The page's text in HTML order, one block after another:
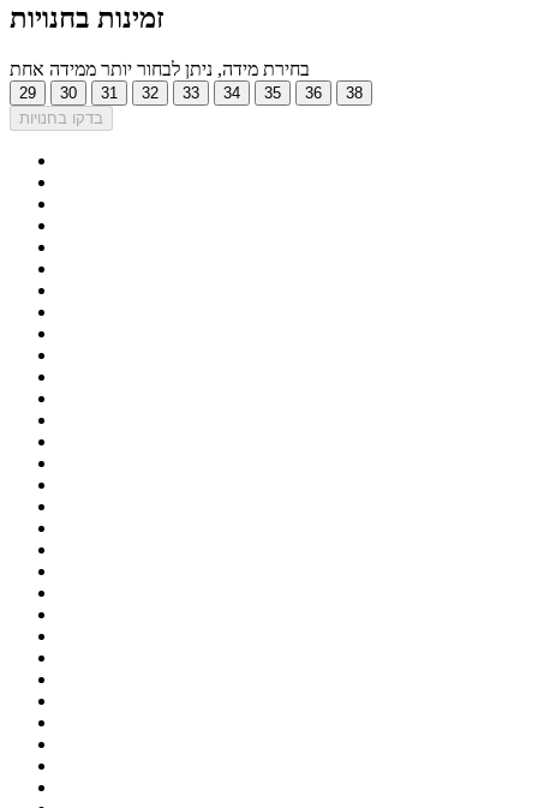
זמינות בחנויות
בחירת מידה, ניתן לבחור יותר ממידה אחת
29 30 31 32 33 34 35 36
38
בדקו בחנויות